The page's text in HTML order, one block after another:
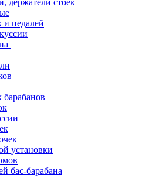
держатели стоек
и педалей
установки
бас-барабана